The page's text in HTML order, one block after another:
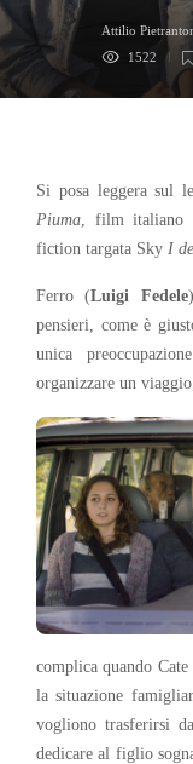
Attilio
1522
Si posa leggera sul
Piuma, film italiano
fiction targata Sky I
Ferro (Luigi Fedele
pensieri, come è
unica
organizzare un
complica quando Cate
la situazione
vogliono trasferirsi
dedicare al figlio